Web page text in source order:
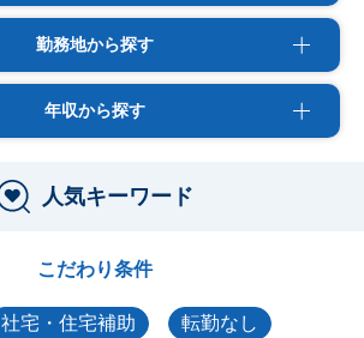
勤務地から探す
年収から探す
人気キーワード
こだわり条件
社宅・住宅補助 転勤なし